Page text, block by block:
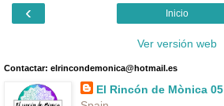
‹ Inicio
Ver versión web
Contactar: elrincondemonica@hotmail.es
El Rincón de Mònica 05